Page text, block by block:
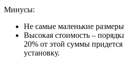
Минусы:
Не самые маленькие
Высокая стоимость –
20% от этой суммы
установку.